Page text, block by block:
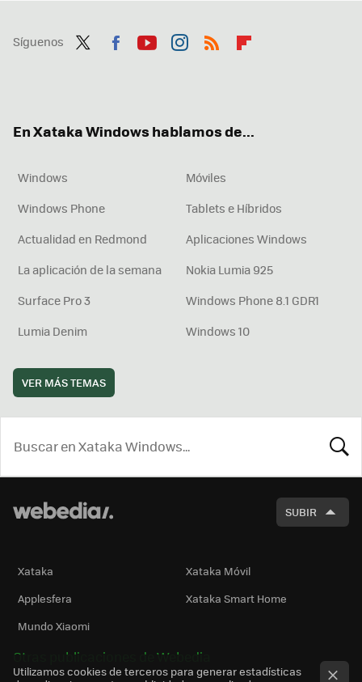
Síguenos
En Xataka Windows hablamos de...
Windows
Móviles
Windows Phone
Tablets e Híbridos
Actualidad en Redmond
Aplicaciones Windows
La aplicación de la semana
Nokia Lumia 925
Surface Pro 3
Windows Phone 8.1 GDR1
Lumia Denim
Windows 10
VER MÁS TEMAS
SUBIR
Xataka
Xataka Móvil
Applesfera
Xataka Smart Home
Mundo Xiaomi
Otras publicaciones de Webedia
Utilizamos cookies de terceros para generar estadísticas